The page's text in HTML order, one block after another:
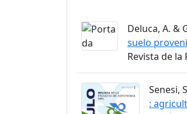
Deluca, A. &
suelo
Revista de
Senesi,
: